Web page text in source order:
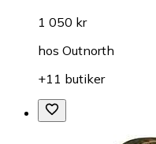
1 050 kr
hos Outnorth
+11 butiker